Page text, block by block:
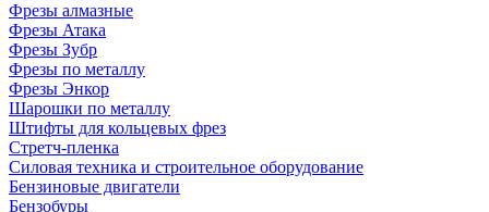
Фрезы алмазные
Фрезы Атака
Фрезы Зубр
Фрезы по металлу
Фрезы Энкор
Шарошки по металлу
Штифты для кольцевых фрез
Стретч-пленка
Силовая техника и строительное оборудование
Бензиновые двигатели
Бензобуры